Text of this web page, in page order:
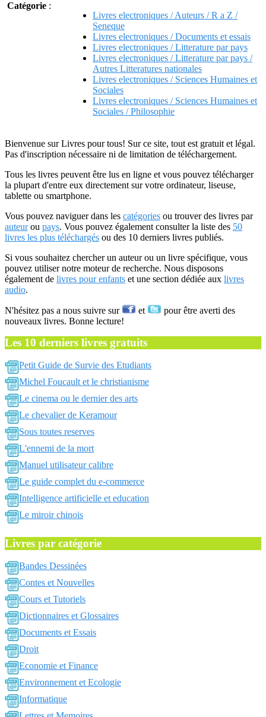
Catégorie :
Livres electroniques / Auteurs / R a Z /
Seneque
Livres electroniques / Documents et essais
Livres electroniques / Litterature par pays
Livres electroniques / Litterature par pays /
Autres Litteratures nationales
Livres electroniques / Sciences Humaines et
Sociales
Livres electroniques / Sciences Humaines et
Sociales / Philosophie
Bienvenue sur Livres pour tous! Sur ce site, tout est gratuit et légal.
Pas d'inscription nécessaire ni de limitation de téléchargement.
Tous les livres peuvent être lus en ligne et vous pouvez télécharger
la plupart d'entre eux directement sur votre ordinateur, liseuse,
tablette ou smartphone.
Vous pouvez naviguer dans les catégories ou trouver des livres par
auteurou pays. Vous pouvez également consulter la liste des 50
livres les plus téléchargés ou des 10 derniers livres publiés.
Si vous souhaitez chercher un auteur ou un livre spécifique, vous
pouvez utiliser notre moteur de recherche. Nous disposons
également de livres pour enfants et une section dédiée aux livres
audio.
N'hésitez pas a nous suivre sur et
pour être averti des
nouveaux livres. Bonne lecture!
Les 10 derniers livres gratuits
Petit Guide de Survie des Etudiants
Michel Foucault et le christianisme
Le cinema ou le dernier des arts
Le chevalier de Keramour
Sous toutes reserves
L'ennemi de la mort
Manuel utilisateur calibre
Le guide complet du e-commerce
Intelligence artificielle et education
Le miroir chinois
Livres par catégorie
Bandes Dessinées
Contes et Nouvelles
Cours et Tutoriels
Dictionnaires et Glossaires
Documents et Essais
Droit
Economie et Finance
Environnement et Ecologie
Informatique